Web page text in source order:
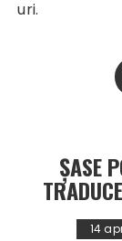
uri.
ȘASE
14